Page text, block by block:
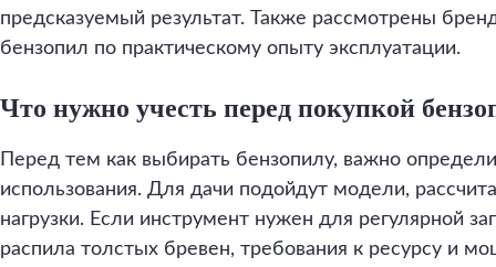
предсказуемый результат. Также рассмотрены
бензопил по практическому опыту эксплуатации.
Что нужно учесть перед покупкой
Перед тем как выбирать бензопилу, важно
использования. Для дачи подойдут модели,
нагрузки. Если инструмент нужен для регулярной
распила толстых бревен, требования к ресурсу и